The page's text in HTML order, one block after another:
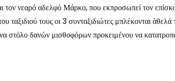
νεαρό αδελφό Μάρκο, που εκπροσωπεί τον
ταξιδιού τους οι 3 συνταξιδιώτες μπλέκονται
στόλο δανών μισθοφόρων προκειμένου να